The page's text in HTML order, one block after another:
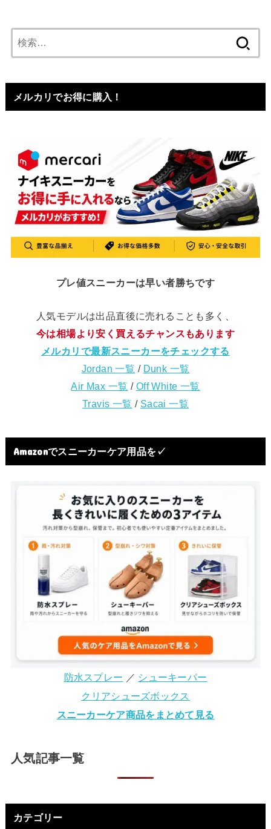
索:
メルカリでお得に購入！
プレ値スニーカーは早い者勝ちです
人気モデルは出品直後に売れることも多く、
今は相場より安く買えるチャンスもあります
メルカリで最新スニーカーをチェックする
Jordan 一覧 / Dunk 一覧
Air Max 一覧 / Off White 一覧
Travis 一覧 / Sacai 一覧
Amazonでスニーカーケア用品を✓
防水スプレー ／ シューキーパー
クリアシューズボックス
スニーカーケア商品をまとめて見る
人気記事一覧
カテゴリー